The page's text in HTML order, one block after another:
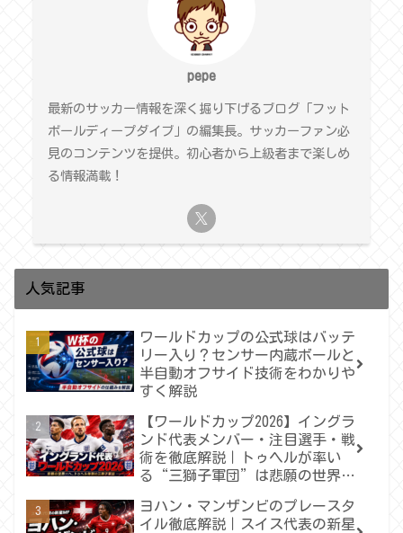
pepe
最新のサッカー情報を深く掘り下げるブログ「フット
ボールディープダイブ」の編集長。サッカーファン必
見のコンテンツを提供。初心者から上級者まで楽しめ
る情報満載！
人気記事
ワールドカップの公式球はバッテ
リー入り？センサー内蔵ボールと
半自動オフサイド技術をわかりや
すく解説
【ワールドカップ2026】イングラ
ンド代表メンバー・注目選手・戦
術を徹底解説｜トゥヘルが率い
る“三獅子軍団”は悲願の世界一
ヨハン・マンザンビのプレースタ
イル徹底解説｜スイス代表の新星